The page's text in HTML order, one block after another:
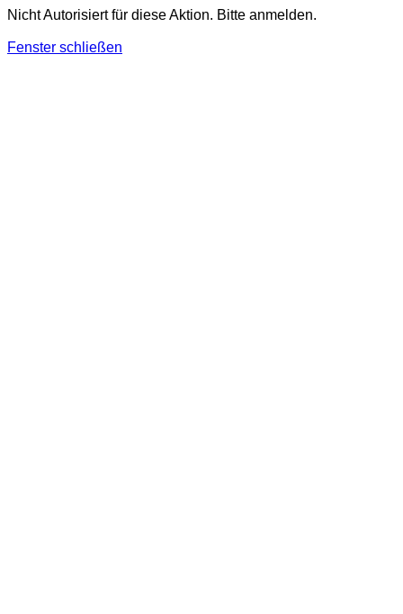
Nicht Autorisiert für diese Aktion. Bitte anmelden.
Fenster schließen